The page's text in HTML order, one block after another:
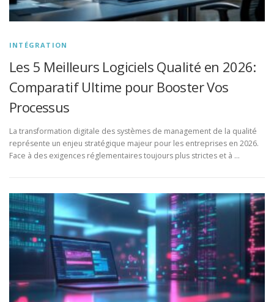
INTÉGRATION
Les 5 Meilleurs Logiciels Qualité en 2026:
Comparatif Ultime pour Booster Vos
Processus
La transformation digitale des systèmes de management de la qualité
représente un enjeu stratégique majeur pour les entreprises en 2026.
Face à des exigences réglementaires toujours plus strictes et à …